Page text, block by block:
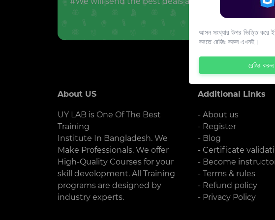
About US
UY LAB is One Of The Best
Training
Institute In Bangladesh. We
Make Professionals. We offer
High-Quality Courses for your
skill development. All Training
programs are designed by
industry experts.
Additional Links
- About us
- Register
- Blog
- Certificate
- Become
- Terms & rules
- Refund policy
- Privacy Policy
আসন সংখ্যার উপর ভিত্তি করে
করতে রেজিঃ করুন এখনই।
রেজিঃ করুন